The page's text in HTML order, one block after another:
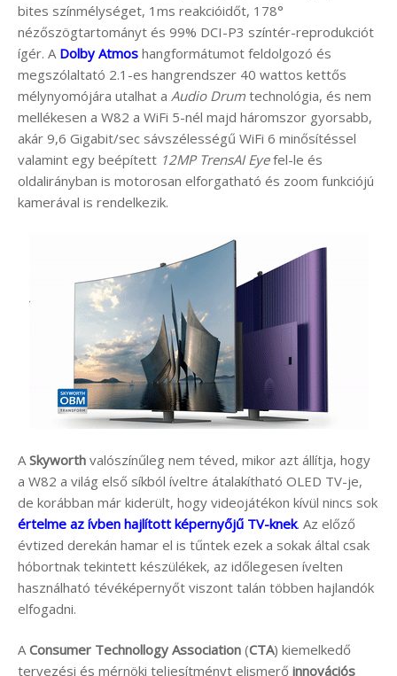
bites színmélységet, 1ms reakcióidőt, 178°
nézőszögtartományt és 99% DCI-P3 színtér-reprodukciót
ígér. A Dolby Atmos hangformátumot feldolgozó és
megszólaltató 2.1-es hangrendszer 40 wattos kettős
mélynyomójára utalhat a Audio Drum technológia, és nem
mellékesen a W82 a WiFi 5-nél majd háromszor gyorsabb,
akár 9,6 Gigabit/sec sávszélességű WiFi 6 minősítéssel
valamint egy beépített 12MP TrensAI Eyefel-le és
oldalirányban is motorosan elforgatható és zoom funkciójú
kamerával is rendelkezik.
A Skyworth valószínűleg nem téved, mikor azt állítja, hogy
a W82 a világ első síkból íveltre átalakítható OLED TV-je,
de korábban már kiderült, hogy videojátékon kívül nincs sok
értelme az ívben hajlított képernyőjű TV-knek. Az előző
évtized derekán hamar el is tűntek ezek a sokak által csak
hóbortnak tekintett készülékek, az időlegesen ívelten
használható tévéképernyőt viszont talán többen hajlandók
elfogadni.
AConsumer Technollogy Association (CTA) kiemelkedő
tervezési és mérnöki teljesítményt elismerő innovációs